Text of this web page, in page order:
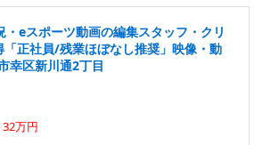
・eスポーツ動画の編集スタッフ・クリ
「正社員/残業ほぼなし推奨」映像・動
幸区新川通2丁目
万円